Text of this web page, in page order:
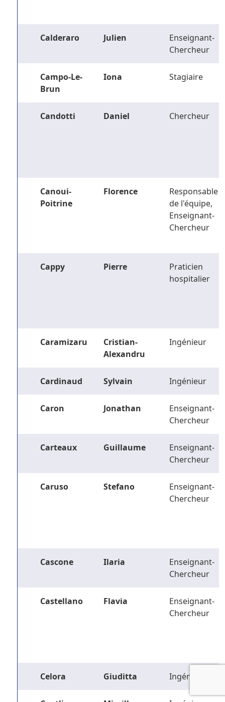
Calderaro Julien
Enseignant-
Chercheur
Campo-Le-
Brun
Iona Stagiaire
Candotti Daniel Chercheur
Canoui-
Poitrine
Florence
Responsable
de l'équipe,
Enseignant-
Chercheur
Cappy Pierre
Praticien
hospitalier
Caramizaru
Cristian-
Alexandru
Ingénieur
Cardinaud Sylvain Ingénieur
Caron Jonathan
Enseignant-
Chercheur
Carteaux Guillaume
Enseignant-
Chercheur
Caruso Stefano
Enseignant-
Chercheur
Cascone Ilaria
Enseignant-
Chercheur
Castellano Flavia
Enseignant-
Chercheur
Celora Giuditta Ingénieur